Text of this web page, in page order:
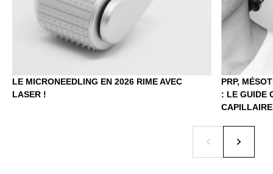
LE MICRONEEDLING EN 2026 RIME AVEC
LASER !
PRP,
: LE GUIDE